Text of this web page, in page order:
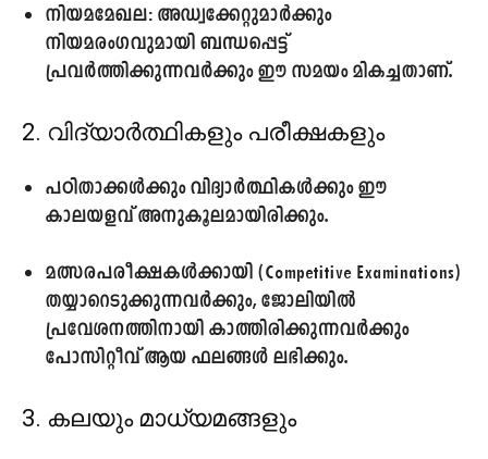
നിയമമേഖല: അഡ്വക്കേറ്റുമാർക്കും
നിയമരംഗവുമായി ബന്ധപ്പെട്ട്
പ്രവർത്തിക്കുന്നവർക്കും ഈ സമയം മികച്ചതാണ്.
2. വിദ്യാർത്ഥികളും പരീക്ഷകളും
പഠിതാക്കൾക്കും വിദ്യാർത്ഥികൾക്കും ഈ
കാലയളവ് അനുകൂലമായിരിക്കും.
മത്സരപരീക്ഷകൾക്കായി (Competitive Examinations)
തയ്യാറെടുക്കുന്നവർക്കും, ജോലിയിൽ
പ്രവേശനത്തിനായി കാത്തിരിക്കുന്നവർക്കും
പോസിറ്റീവ് ആയ ഫലങ്ങൾ ലഭിക്കും.
3. കലയും മാധ്യമങ്ങളും